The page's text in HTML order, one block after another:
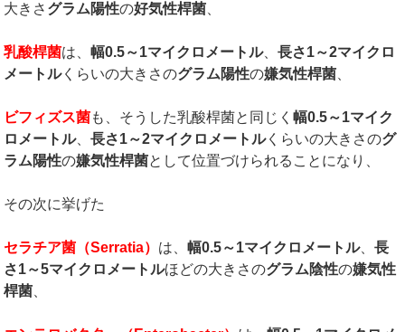
大きさ グラム陽性の好気性桿菌
乳酸桿菌は、幅0.5～1マイクロメートル、長さ1～2マイクロ
メートルくらいの大きさのグラム陽性の嫌気性桿菌
ビフィズス菌も、そうした乳酸桿菌と同じく幅0.5～1マイク
ロメートル、長さ1～2マイクロメートルくらいの大きさのグ
ラム陽性の嫌気性桿菌として位置づけられることになり、
その次に挙げた
セラチア菌（Serratia） は、幅0.5～1マイクロメートル、長
さ1～5マイクロメートルほどの大きさのグラム陰性の嫌気性
桿菌